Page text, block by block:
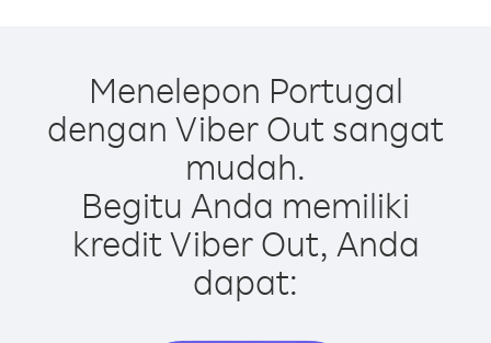
Menelepon Portugal
dengan Viber Out sangat
mudah.
Begitu Anda memiliki
kredit Viber Out, Anda
dapat: